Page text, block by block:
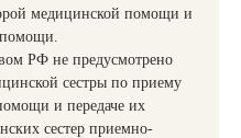
медицинской помощи и
РФ не предусмотрено
сестры по приему
и передаче их
сестер приемно-